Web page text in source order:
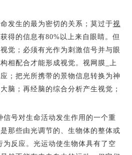
生的最为密切的关系；莫过于视
得的信息有80%以上来自眼睛。但
觉；必须有光作为刺激信号并与眼
相配合才能形成视觉。视网膜_上
；把光所携带的景物信息转换为神
脑；再经脑的综合分析产生视觉；
号对生命活动发生作用的一个重
那些由光调节的、生物体的整体或
反应。光运动使生物体具有了空